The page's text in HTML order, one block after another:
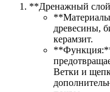
**Дренажный
древесины,
керамзит.
Ветки и